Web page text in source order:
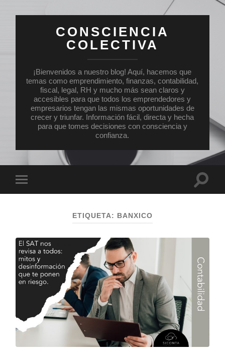
CONSCIENCIA
COLECTIVA
¡Bienvenidos a nuestro blog! Aquí, hacemos que
temas como emprendimiento, finanzas, contabilidad,
fiscal, legal, RH y mucho más sean claros y
accesibles para que todos los emprendedores y
empresarios tengan las mismas oportunidades de
crecer y triunfar. Información fácil, directa y hecha
para que tomes decisiones con consciencia y
confianza.
el
ETIQUETA: BANXICO